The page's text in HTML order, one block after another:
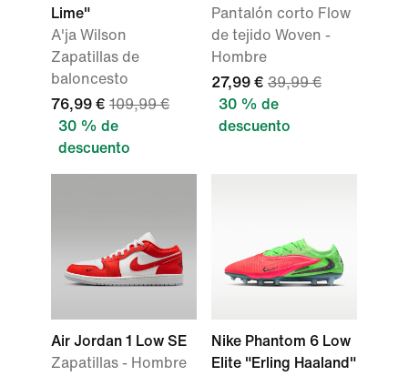
Lime"
A'ja Wilson
Zapatillas de
baloncesto
76,99 € 109,99 €
30 % de
descuento
Pantalón corto Flow
de tejido Woven -
Hombre
27,99 € 39,99 €
30 % de
descuento
Air Jordan 1 Low SE
Zapatillas - Hombre
Nike Phantom 6 Low
Elite "Erling Haaland"